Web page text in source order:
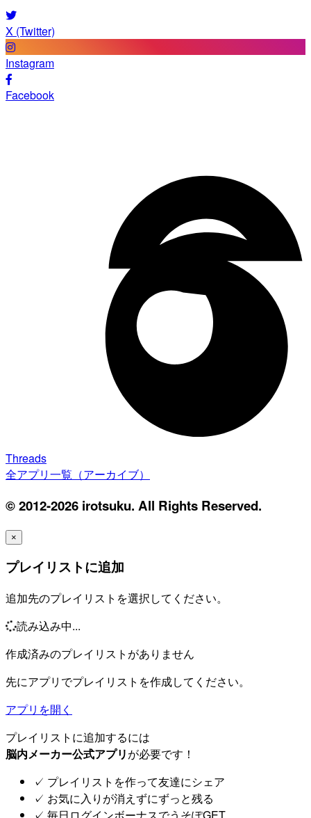
X (Twitter)
Instagram
Facebook
Threads
全アプリ一覧（アーカイブ）
© 2012-2026 irotsuku. All Rights Reserved.
×
プレイリストに追加
追加先のプレイリストを選択してください。
読み込み中...
作成済みのプレイリストがありません
先にアプリでプレイリストを作成してください。
アプリを開く
プレイリストに追加するには
脳内メーカー公式アプリが必要です！
✓ プレイリストを作って友達にシェア
✓ お気に入りが消えずにずっと残る